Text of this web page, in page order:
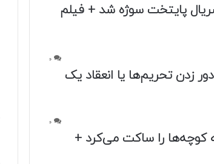
پایتخت سوژه شد + فیلم
0
و «پایتخت ۷»؛ دور زدن تحریم‌ها یا انعقاد یک
0
کوچه‌ها را ساکت می‌کرد +